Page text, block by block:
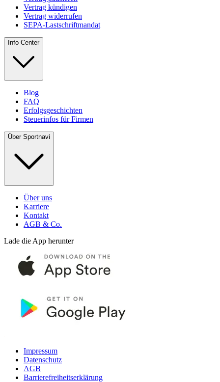
Vertrag kündigen
Vertrag widerrufen
SEPA-Lastschriftmandat
Info Center
Blog
FAQ
Erfolgsgeschichten
Steuerinfos für Firmen
Über Sportnavi
Über uns
Karriere
Kontakt
AGB & Co.
Lade die App herunter
Impressum
Datenschutz
AGB
Barrierefreiheitserklärung